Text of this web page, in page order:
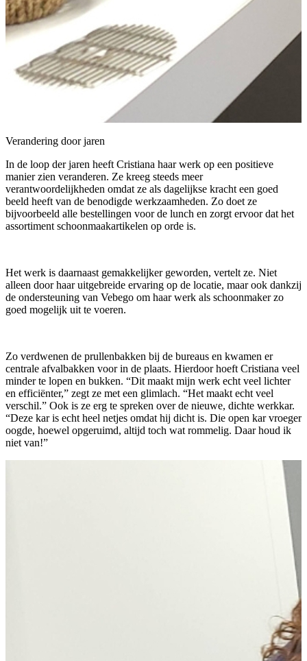
Verandering door jaren
In de loop der jaren heeft Cristiana haar werk op een positieve
manier zien veranderen. Ze kreeg steeds meer
verantwoordelijkheden omdat ze als dagelijkse kracht een goed
beeld heeft van de benodigde werkzaamheden. Zo doet ze
bijvoorbeeld alle bestellingen voor de lunch en zorgt ervoor dat het
assortiment schoonmaakartikelen op orde is.
Het werk is daarnaast gemakkelijker geworden, vertelt ze. Niet
alleen door haar uitgebreide ervaring op de locatie, maar ook dankzij
de ondersteuning van Vebego om haar werk als schoonmaker zo
goed mogelijk uit te voeren.
Zo verdwenen de prullenbakken bij de bureaus en kwamen er
centrale afvalbakken voor in de plaats. Hierdoor hoeft Cristiana veel
minder te lopen en bukken. “Dit maakt mijn werk echt veel lichter
en efficiënter,” zegt ze met een glimlach. “Het maakt echt veel
verschil.” Ook is ze erg te spreken over de nieuwe, dichte werkkar.
“Deze kar is echt heel netjes omdat hij dicht is. Die open kar vroeger
oogde, hoewel opgeruimd, altijd toch wat rommelig. Daar houd ik
niet van!”